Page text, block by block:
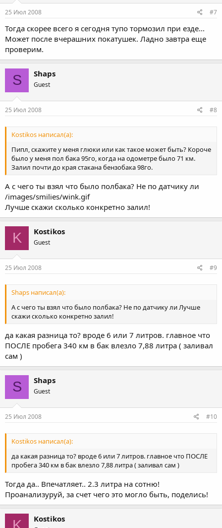
25 Июл 2008 #7
Тогда скорее всего я сегодня тупо тормозил при езде...
Может после вчерашних покатушек. Ладно завтра еще
проверим.
S Shaps
Guest
25 Июл 2008 #8
Kostikos написал(а):
Пипл, скажите у меня глюки или как такое может быть? Короче
было у меня пол бака 95го, когда на одометре было 71 км.
Залил почти до края стакана бензобака 98го.
А с чего ты взял что было полбака? Не по датчику ли
/images/smilies/wink.gif
Лучше скажи сколько конкретно залил!
K Kostikos
Guest
25 Июл 2008 #9
Shaps написал(а):
А с чего ты взял что было полбака? Не по датчику ли Лучше
скажи сколько конкретно залил!
да какая разница то? вроде 6 или 7 литров. главное что
ПОСЛЕ пробега 340 км в бак влезло 7,88 литра ( заливал
сам )
S Shaps
Guest
25 Июл 2008 #10
Kostikos написал(а):
да какая разница то? вроде 6 или 7 литров. главное что ПОСЛЕ
пробега 340 км в бак влезло 7,88 литра ( заливал сам )
Тогда да.. Впечатляет.. 2.3 литра на сотню!
Проанализуруй, за счет чего это могло быть, поделись!
Kostikos